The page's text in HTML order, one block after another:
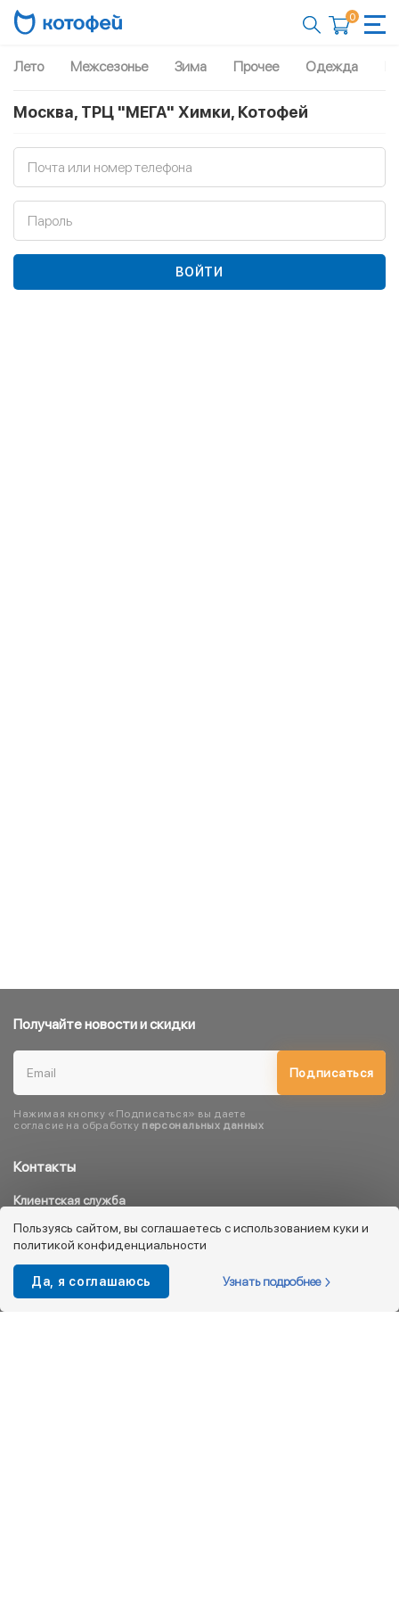
0
Лето Межсезонье Зима Прочее Одежда
Москва, ТРЦ "МЕГА" Химки, Котофей
Почта или номер телефона
Пароль
ВОЙТИ
Контакты
Клиентская служба
8 800 333 08 45
info@kotofey.ru
Магазины в Москва (50)
Получайте новости и скидки
Подписаться
Нажимая кнопку «Подписаться» вы даете
согласие на обработку персональных данных
Пользуясь сайтом, вы соглашаетесь с использованием куки и
политикой конфиденциальности
Да, я соглашаюсь Узнать подробнее